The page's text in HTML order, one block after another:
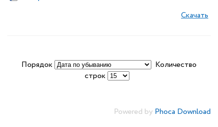
Скачать
Порядок
Количество
строк
Powered by Phoca Download